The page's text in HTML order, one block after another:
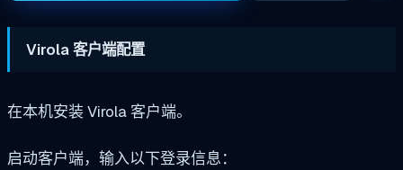
Virola 客户端配置
在本机安装 Virola 客户端。
启动客户端，输入以下登录信息：